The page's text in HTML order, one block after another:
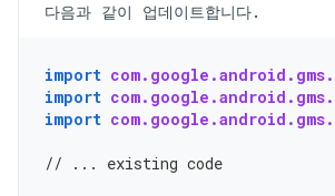
다음과 같이 업데이트합니다.
import
import
import
// ... existing code